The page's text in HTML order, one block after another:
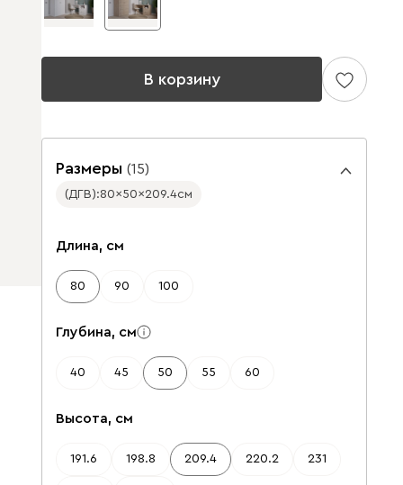
В корзину
Размеры (15)
(ДГВ):80 ✕ 50 ✕ 209.4см
Длина, см
80 90 100
Глубина, см
40 45 50 55 60
Высота, см
191.6 198.8 209.4 220.2 231